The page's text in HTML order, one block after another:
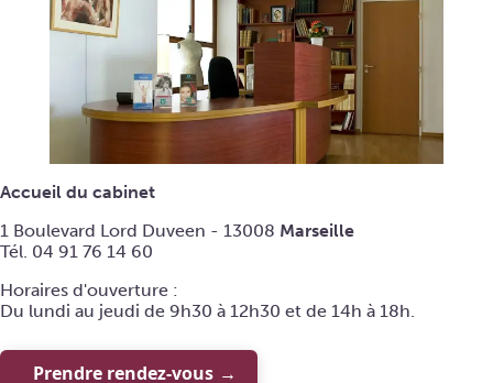
Accueil du cabinet
1 Boulevard Lord Duveen - 13008 Marseille
Tél. 04 91 76 14 60
Horaires d'ouverture :
Du lundi au jeudi de 9h30 à 12h30 et de 14h à 18h.
Prendre rendez-vous